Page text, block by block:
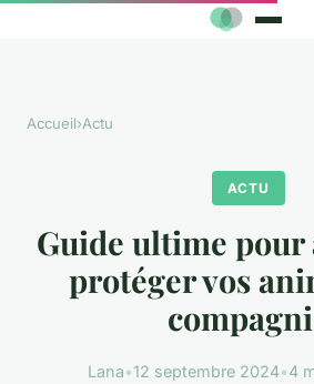
Accueil›Actu
ACTU
Guide ultime pour
protéger vos
Lana•12 septembre 2024•4